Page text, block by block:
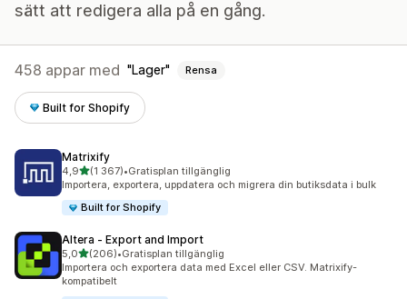
sätt att redigera alla på en gång.
458 appar med Lager Rensa
Built for Shopify
Matrixify
4,9av 5 stjärnor
(1 367)
1367 recensioner totalt
•Gratisplan tillgänglig
Importera, exportera, uppdatera och migrera din butiksdata i bulk
Built for Shopify
Altera ‑ Export and Import
5,0av 5 stjärnor
(206)
206 recensioner totalt
•Gratisplan tillgänglig
Importera och exportera data med Excel eller CSV. Matrixify-
kompatibelt